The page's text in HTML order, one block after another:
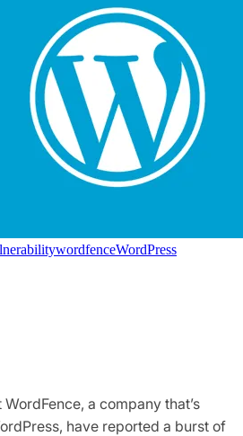
wordfenceWordPress
a company that’s
have reported a burst of